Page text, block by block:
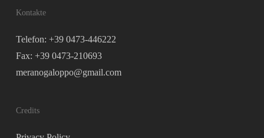
Kontakte
Telefon: +39 0473-446222
Fax: +39 0473-210693
meranogaloppo@gmail.com
Credits